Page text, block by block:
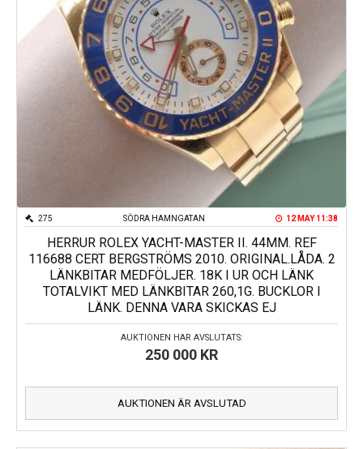
SÖDRA HAMNGATAN
275 12 MAY 11:38
HERRUR ROLEX YACHT-MASTER II. 44MM. REF
116688 CERT BERGSTRÖMS 2010. ORIGINAL.LÅDA. 2
LÄNKBITAR MEDFÖLJER. 18K I UR OCH LÄNK
TOTALVIKT MED LÄNKBITAR 260,1G. BUCKLOR I
LÄNK. DENNA VARA SKICKAS EJ
AUKTIONEN HAR AVSLUTATS:
250 000 KR
AUKTIONEN ÄR AVSLUTAD